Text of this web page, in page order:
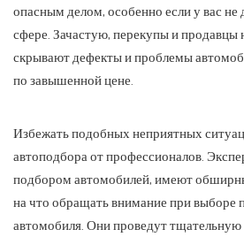
опасным делом, особенно если у вас не
сфере. Зачастую, перекупы и продавцы
скрывают дефекты и проблемы
по завышенной цене.
Избежать подобных неприятных
автоподбора от профессионалов.
подбором автомобилей, имеют
на что обращать внимание при выборе
автомобиля. Они проведут